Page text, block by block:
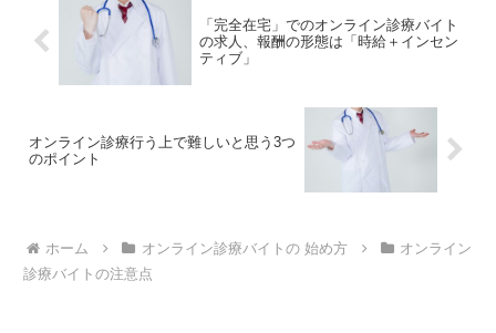
「完全在宅」でのオンライン診療バイト
の求人、報酬の形態は「時給＋インセン
ティブ」
オンライン診療行う上で難しいと思う3つ
のポイント
ホーム オンライン診療バイトの 始め方
オンライン
診療バイトの注意点